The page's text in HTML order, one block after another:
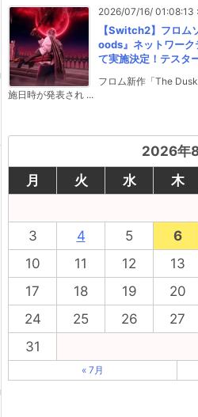
2026/07/16/ 01:08:13 :
【Switch2】フロム
oods』ネットワー
て実施決定！テスタ
フロム新作「The
施日時が発表され ...
2026年8
月
火 水 木
3
4 5 6
10
11 12 13
17
18 19 20
24
25 26 27
31
« 7月